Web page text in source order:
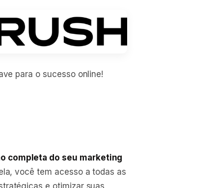
para o sucesso online!
completa do seu marketing
você tem acesso a todas as